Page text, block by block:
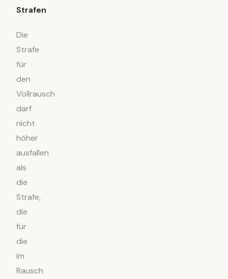
Strafen
Die
Strafe
für
den
Vollrausch
darf
nicht
höher
ausfallen
als
die
Strafe,
die
für
die
im
Rausch